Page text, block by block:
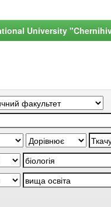
University